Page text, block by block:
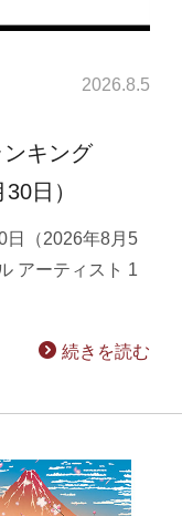
2026.8.5
キング
日）
日（2026年8月5
アーティスト 1
続きを読む